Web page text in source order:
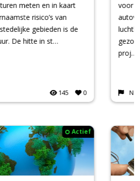
wordt uitgestoten door
een belangrijke indicator voor
invloed op zowel onze
leefomgeving. In het NO?-
125
Actief